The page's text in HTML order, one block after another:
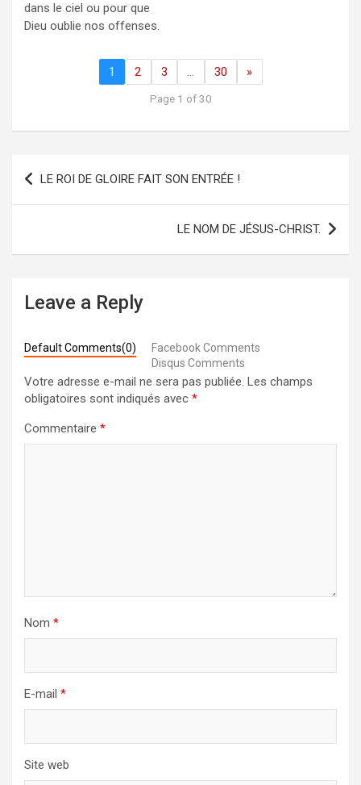
dans le ciel ou pour que
Dieu oublie nos offenses.
1 2 3 … 30 »
Page 1 of 30
Navigation
de
LE ROI DE GLOIRE FAIT SON ENTRÉE !
LE NOM DE JÉSUS-CHRIST.
Leave a Reply
Default Comments(0)
Facebook Comments
Disqus Comments
Votre adresse e-mail ne sera pas publiée. Les champs
obligatoires sont indiqués avec *
Commentaire *
Nom *
E-mail *
Site web